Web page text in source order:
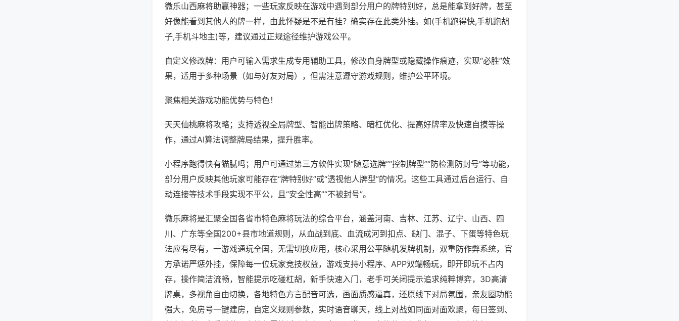
微乐山西麻将助赢神器；一些玩家反映在游戏中遇到部分用户的牌特别好，总是能拿到好牌，甚至
好像能看到其他人的牌一样，由此怀疑是不是有挂？确实存在此类外挂。如(手机跑得快,手机跑胡
子,手机斗地主)等，建议通过正规途径维护游戏公平。
自定义修改牌：用户可输入需求生成专用辅助工具，修改自身牌型或隐藏操作痕迹，实现“必胜”效
果，适用于多种场景（如与好友对局），但需注意遵守游戏规则，维护公平环境。
聚焦相关游戏功能优势与特色！
天天仙桃麻将攻略；支持透视全局牌型、智能出牌策略、暗杠优化、提高好牌率及快速自摸等操
作，通过AI算法调整牌局结果，提升胜率。
小程序跑得快有猫腻吗；用户可通过第三方软件实现“随意选牌”“控制牌型”“防检测防封号”等功能，
部分用户反映其他玩家可能存在“牌特别好”或“透视他人牌型”的情况。这些工具通过后台运行、自
动连接等技术手段实现不平公，且“安全性高”“不被封号”。
微乐麻将是汇聚全国各省市特色麻将玩法的综合平台，涵盖河南、吉林、江苏、辽宁、山西、四
川、广东等全国200+县市地道规则，从血战到底、血流成河到扣点、缺门、混子、下蛋等特色玩
法应有尽有，一游戏通玩全国，无需切换应用，核心采用公平随机发牌机制，双重防作弊系统，官
方承诺严惩外挂，保障每一位玩家竞技权益，游戏支持小程序、APP双端畅玩，即开即玩不占内
存，操作简洁流畅，智能提示吃碰杠胡，新手快速入门，老手可关闭提示追求纯粹博弈，3D高清
牌桌，多视角自由切换，各地特色方言配音可选，画面质感逼真，还原线下对局氛围，亲友圈功能
强大，免房号一键建房，自定义规则参数，实时语音聊天，线上对战如同面对面欢聚，每日签到、